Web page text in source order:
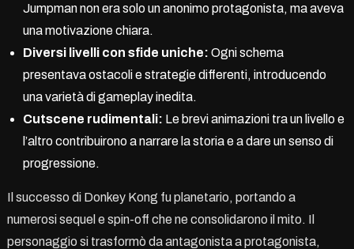
Jumpman non era solo un anonimo protagonista, ma aveva
una motivazione chiara.
Diversi livelli con sfide uniche: Ogni schema
presentava ostacoli e strategie differenti, introducendo
una varietà di gameplay inedita.
Cutscene rudimentali: Le brevi animazioni tra un livello e
l’altro contribuirono a narrare la storia e a dare un senso di
progressione.
Il successo di Donkey Kong fu planetario, portando a
numerosi sequel e spin-off che ne consolidarono il mito. Il
personaggio si trasformò da antagonista a protagonista,